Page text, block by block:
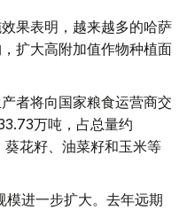
果表明，越来越多的哈萨
扩大高附加值作物种植面
者将向国家粮食运营商交
万吨，占总量约
花籽、油菜籽和玉米等
进一步扩大。去年远期